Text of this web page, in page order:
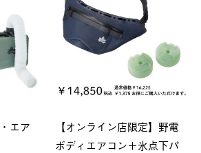
エア
【オンライン店限定】野電
ボディエアコン＋氷点下パ